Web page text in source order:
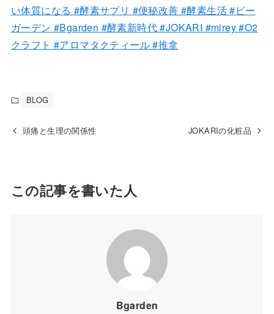
い体質になる #酵素サプリ #便秘改善 #酵素生活#ビー
ガーデン #Bgarden #酵素新時代#JOKARI #mirey#O2
クラフト #アロマタクティール#推拿
BLOG
頭痛と生理の関係性 JOKARIの化粧品
この記事を書いた人
Bgarden